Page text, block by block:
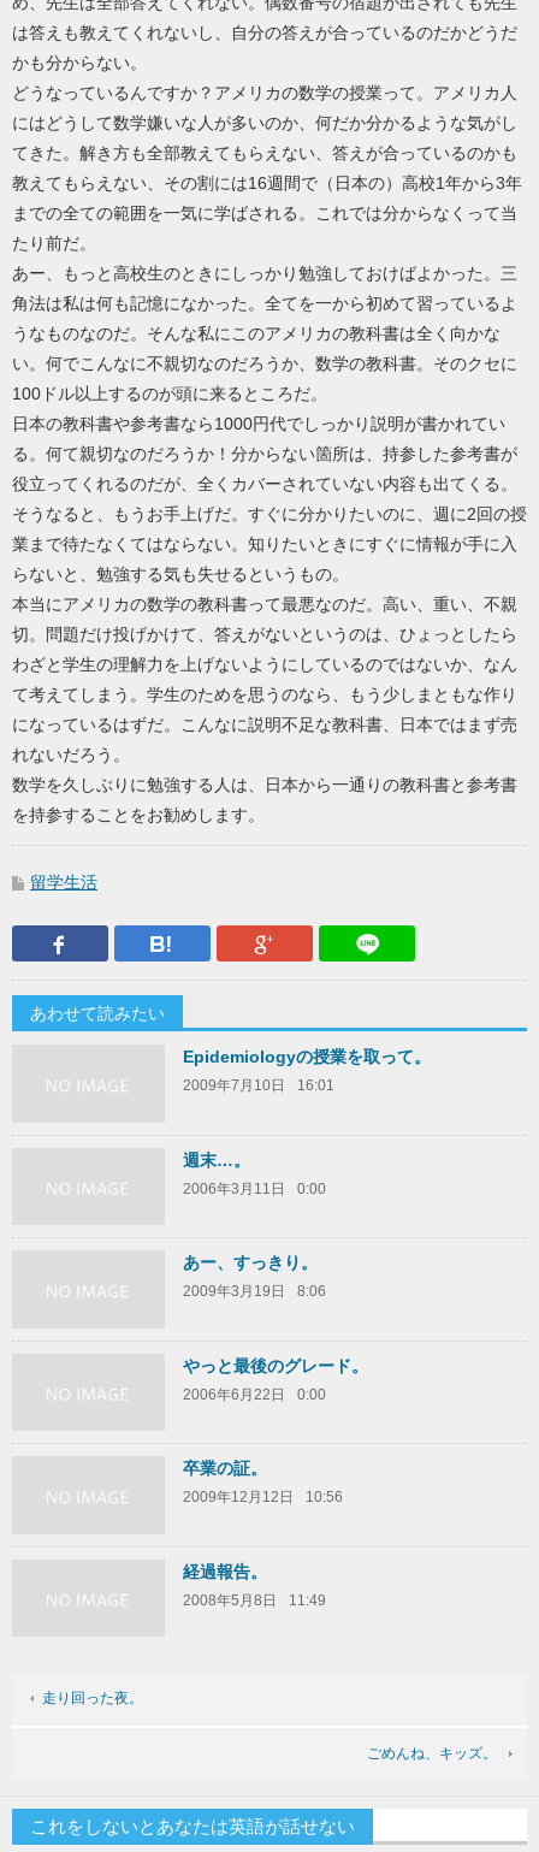
は答えも教えてくれないし、自分の答えが合っているのだかどうだ
かも分からない。
どうなっているんですか？アメリカの数学の授業って。アメリカ人
にはどうして数学嫌いな人が多いのか、何だか分かるような気がし
てきた。解き方も全部教えてもらえない、答えが合っているのかも
教えてもらえない、その割には16週間で（日本の）高校1年から3年
までの全ての範囲を一気に学ばされる。これでは分からなくって当
たり前だ。
あー、もっと高校生のときにしっかり勉強しておけばよかった。三
角法は私は何も記憶になかった。全てを一から初めて習っているよ
うなものなのだ。そんな私にこのアメリカの教科書は全く向かな
い。何でこんなに不親切なのだろうか、数学の教科書。そのクセに
100ドル以上するのが頭に来るところだ。
日本の教科書や参考書なら1000円代でしっかり説明が書かれてい
る。何て親切なのだろうか！分からない箇所は、持参した参考書が
役立ってくれるのだが、全くカバーされていない内容も出てくる。
そうなると、もうお手上げだ。すぐに分かりたいのに、週に2回の授
業まで待たなくてはならない。知りたいときにすぐに情報が手に入
らないと、勉強する気も失せるというもの。
本当にアメリカの数学の教科書って最悪なのだ。高い、重い、不親
切。問題だけ投げかけて、答えがないというのは、ひょっとしたら
わざと学生の理解力を上げないようにしているのではないか、なん
て考えてしまう。学生のためを思うのなら、もう少しまともな作り
になっているはずだ。こんなに説明不足な教科書、日本ではまず売
れないだろう。
数学を久しぶりに勉強する人は、日本から一通りの教科書と参考書
を持参することをお勧めします。
留学生活
Facebook はてなブックマークGoogle Plus
あわせて読みたい
Epidemiologyの授業を取って。
2009年7月10日 16:01
週末…。
2006年3月11日 0:00
あー、すっきり。
2009年3月19日 8:06
やっと最後のグレード。
2006年6月22日 0:00
卒業の証。
2009年12月12日 10:56
経過報告。
2008年5月8日 11:49
走り回った夜。
ごめんね、キッズ。
これをしないとあなたは英語が話せない